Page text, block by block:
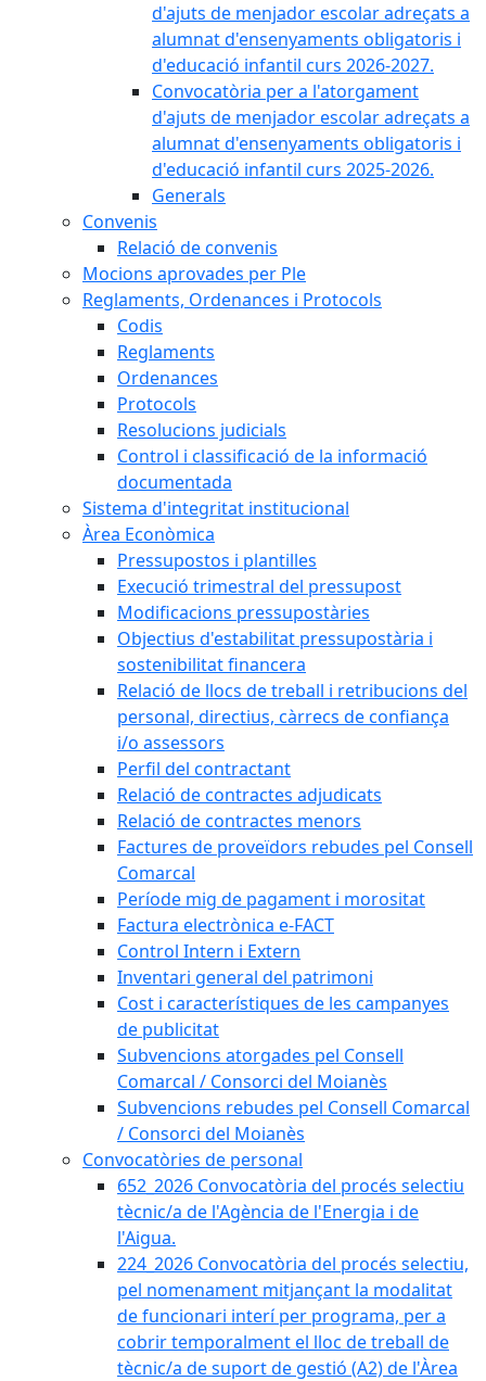
d'ajuts de menjador escolar adreçats a
alumnat d'ensenyaments obligatoris i
d'educació infantil curs 2026-2027.
Convocatòria per a l'atorgament
d'ajuts de menjador escolar adreçats a
alumnat d'ensenyaments obligatoris i
d'educació infantil curs 2025-2026.
Generals
Convenis
Relació de convenis
Mocions aprovades per Ple
Reglaments, Ordenances i Protocols
Codis
Reglaments
Ordenances
Protocols
Resolucions judicials
Control i classificació de la informació
documentada
Sistema d'integritat institucional
Àrea Econòmica
Pressupostos i plantilles
Execució trimestral del pressupost
Modificacions pressupostàries
Objectius d'estabilitat pressupostària i
sostenibilitat financera
Relació de llocs de treball i retribucions del
personal, directius, càrrecs de confiança
i/o assessors
Perfil del contractant
Relació de contractes adjudicats
Relació de contractes menors
Factures de proveïdors rebudes pel Consell
Comarcal
Període mig de pagament i morositat
Factura electrònica e-FACT
Control Intern i Extern
Inventari general del patrimoni
Cost i característiques de les campanyes
de publicitat
Subvencions atorgades pel Consell
Comarcal / Consorci del Moianès
Subvencions rebudes pel Consell Comarcal
/ Consorci del Moianès
Convocatòries de personal
652_2026 Convocatòria del procés selectiu
tècnic/a de l'Agència de l'Energia i de
l'Aigua.
224_2026 Convocatòria del procés selectiu,
pel nomenament mitjançant la modalitat
de funcionari interí per programa, per a
cobrir temporalment el lloc de treball de
tècnic/a de suport de gestió (A2) de l'Àrea